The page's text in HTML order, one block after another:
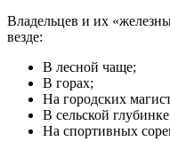
Владельцев и их
везде:
В лесной чаще;
В горах;
На городских
В сельской
На спортивных